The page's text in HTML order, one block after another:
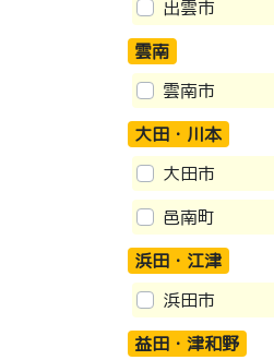
出雲市
雲南
雲南市
大田・川本
大田市
邑南町
浜田・江津
浜田市
益田・津和野